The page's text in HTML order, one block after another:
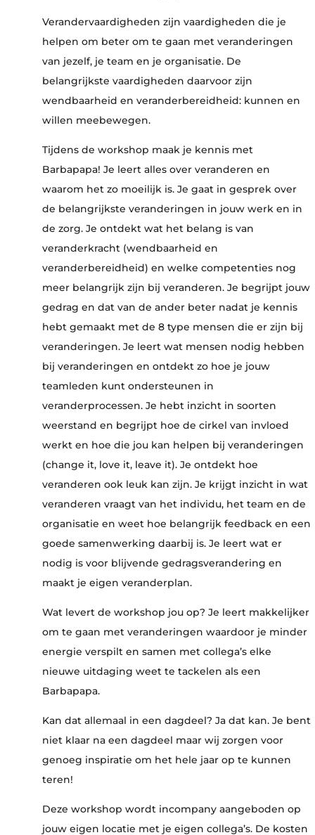
Verandervaardigheden zijn vaardigheden die je
helpen om beter om te gaan met veranderingen
van jezelf, je team en je organisatie. De
belangrijkste vaardigheden daarvoor zijn
wendbaarheid en veranderbereidheid: kunnen en
willen meebewegen.
Tijdens de workshop maak je kennis met
Barbapapa! Je leert alles over veranderen en
waarom het zo moeilijk is. Je gaat in gesprek over
de belangrijkste veranderingen in jouw werk en in
de zorg. Je ontdekt wat het belang is van
veranderkracht (wendbaarheid en
veranderbereidheid) en welke competenties nog
meer belangrijk zijn bij veranderen. Je begrijpt jouw
gedrag en dat van de ander beter nadat je kennis
hebt gemaakt met de 8 type mensen die er zijn bij
veranderingen. Je leert wat mensen nodig hebben
bij veranderingen en ontdekt zo hoe je jouw
teamleden kunt ondersteunen in
veranderprocessen. Je hebt inzicht in soorten
weerstand en begrijpt hoe de cirkel van invloed
werkt en hoe die jou kan helpen bij veranderingen
(change it, love it, leave it). Je ontdekt hoe
veranderen ook leuk kan zijn. Je krijgt inzicht in wat
veranderen vraagt van het individu, het team en de
organisatie en weet hoe belangrijk feedback en een
goede samenwerking daarbij is. Je leert wat er
nodig is voor blijvende gedragsverandering en
maakt je eigen veranderplan.
Wat levert de workshop jou op? Je leert makkelijker
om te gaan met veranderingen waardoor je minder
energie verspilt en samen met collega’s elke
nieuwe uitdaging weet te tackelen als een
Barbapapa.
Kan dat allemaal in een dagdeel? Ja dat kan. Je bent
niet klaar na een dagdeel maar wij zorgen voor
genoeg inspiratie om het hele jaar op te kunnen
teren!
Deze workshop wordt incompany aangeboden op
jouw eigen locatie met je eigen collega’s. De kosten